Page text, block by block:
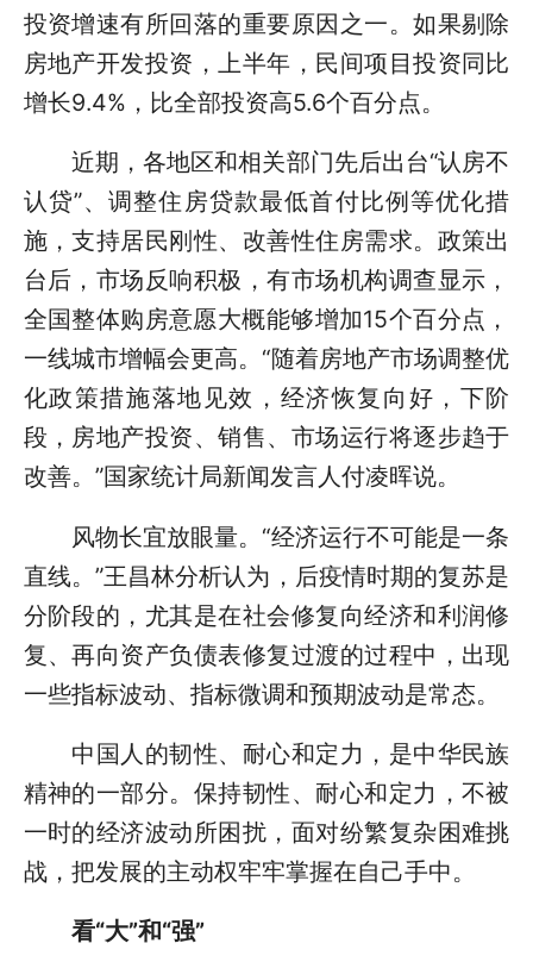
投资增速有所回落的重要原因之一。如果剔除
房地产开发投资，上半年，民间项目投资同比
增长9.4%，比全部投资高5.6个百分点。
近期，各地区和相关部门先后出台“认房不
认贷”、调整住房贷款最低首付比例等优化措
施，支持居民刚性、改善性住房需求。政策出
台后，市场反响积极，有市场机构调查显示，
全国整体购房意愿大概能够增加15个百分点，
一线城市增幅会更高。“随着房地产市场调整优
化政策措施落地见效，经济恢复向好，下阶
段，房地产投资、销售、市场运行将逐步趋于
改善。”国家统计局新闻发言人付凌晖说。
风物长宜放眼量。“经济运行不可能是一条
直线。”王昌林分析认为，后疫情时期的复苏是
分阶段的，尤其是在社会修复向经济和利润修
复、再向资产负债表修复过渡的过程中，出现
一些指标波动、指标微调和预期波动是常态。
中国人的韧性、耐心和定力，是中华民族
精神的一部分。保持韧性、耐心和定力，不被
一时的经济波动所困扰，面对纷繁复杂困难挑
战，把发展的主动权牢牢掌握在自己手中。
看“大”和“强”